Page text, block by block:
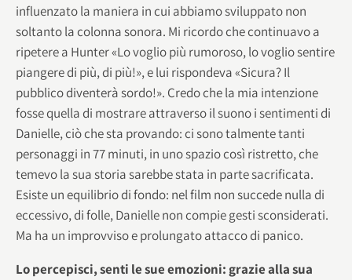
influenzato la maniera in cui abbiamo sviluppato non
soltanto la colonna sonora. Mi ricordo che continuavo a
ripetere a Hunter «Lo voglio più rumoroso, lo voglio sentire
piangere di più, di più!», e lui rispondeva «Sicura? Il
pubblico diventerà sordo!». Credo che la mia intenzione
fosse quella di mostrare attraverso il suono i sentimenti di
Danielle, ciò che sta provando: ci sono talmente tanti
personaggi in 77 minuti, in uno spazio così ristretto, che
temevo la sua storia sarebbe stata in parte sacrificata.
Esiste un equilibrio di fondo: nel film non succede nulla di
eccessivo, di folle, Danielle non compie gesti sconsiderati.
Ma ha un improvviso e prolungato attacco di panico.
Lo percepisci, senti le sue emozioni: grazie alla sua